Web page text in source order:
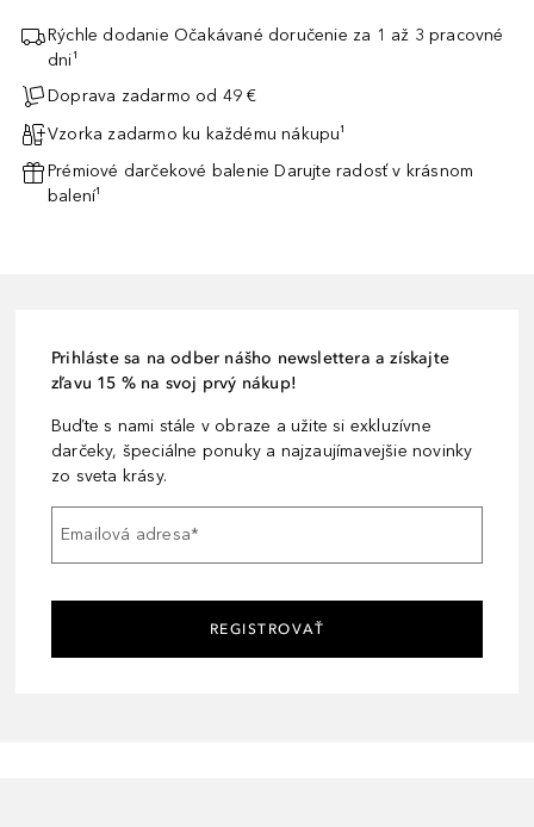
Rýchle dodanie Očakávané doručenie za 1 až 3 pracovné
dni¹
Doprava zadarmo od 49 €
Vzorka zadarmo ku každému nákupu¹
Prémiové darčekové balenie Darujte radosť v krásnom
balení¹
Prihláste sa na odber nášho newslettera a získajte
zľavu 15 % na svoj prvý nákup!
Buďte s nami stále v obraze a užite si exkluzívne
darčeky, špeciálne ponuky a najzaujímavejšie novinky
zo sveta krásy.
Emailová adresa*
REGISTROVAŤ